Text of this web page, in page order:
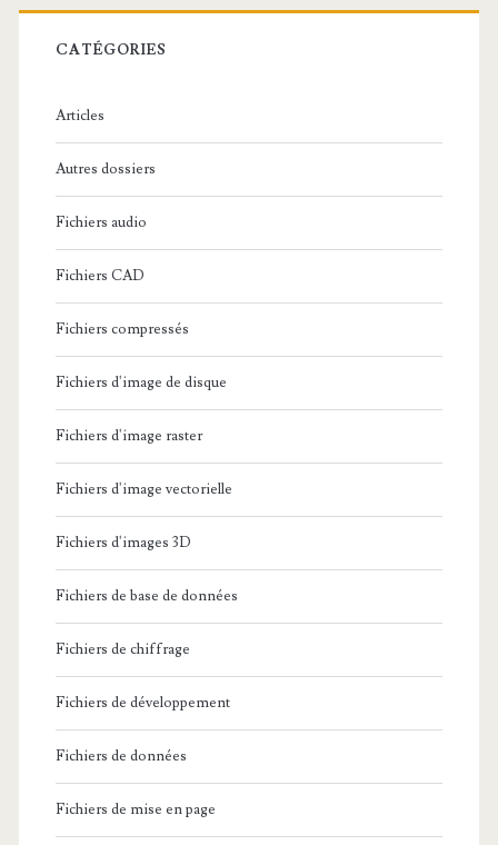
r
c
:
CATÉGORIES
Articles
Autres dossiers
Fichiers audio
Fichiers CAD
Fichiers compressés
Fichiers d'image de disque
Fichiers d'image raster
Fichiers d'image vectorielle
Fichiers d'images 3D
Fichiers de base de données
Fichiers de chiffrage
Fichiers de développement
Fichiers de données
Fichiers de mise en page